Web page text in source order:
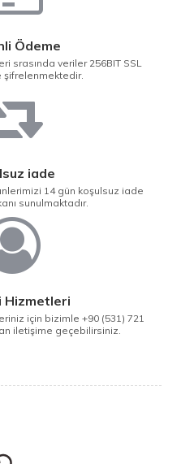
Ödeme
srasında veriler 256BIT SSL
şifrelenmektedir.
iade
14 gün koşulsuz iade
sunulmaktadır.
Hizmetleri
için bizimle +90 (531) 721
iletişime geçebilirsiniz.